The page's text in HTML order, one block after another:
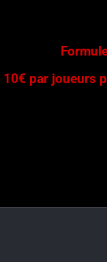
10€ par joueurs